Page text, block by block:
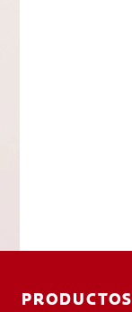
PRODUCTOS